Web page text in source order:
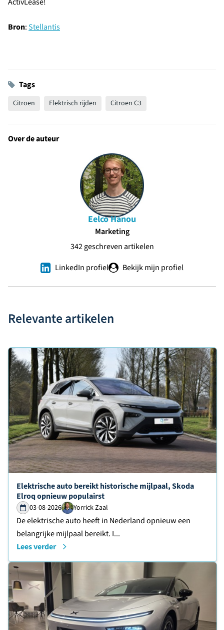
Bron:Stellantis
Tags
Citroen Elektrisch rijden Citroen C3
Over de auteur
Eelco Hanou
Marketing
342 geschreven artikelen
LinkedIn profiel
Bekijk mijn profiel
Relevante artikelen
Lees verder over
Elektrische auto bereikt historische mijlpaal, Skoda
Elroq opnieuw populairst
03-08-2026 Yorrick Zaal
De elektrische auto heeft in Nederland opnieuw een
belangrijke mijlpaal bereikt. I...
Lees verder